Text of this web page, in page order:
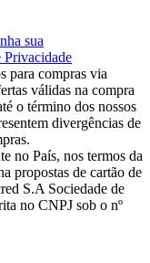
sua
Privacidade
para compras via
válidas na compra
o término dos nossos
divergências de
no País, nos termos da
propostas de cartão de
S.A Sociedade de
no CNPJ sob o nº